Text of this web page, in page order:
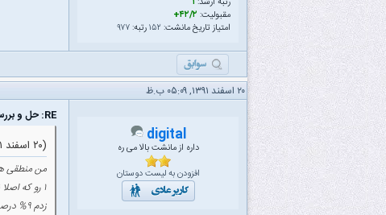
مقبولیت: ۴۲/۲+
امتیاز تاریخ مانشت: ۱۵۲رتبه:۹۷۷
۲۰ اسفند ۱۳۹۱, ۰۵:۰۹ ب.ظ
digital
داره از مانشت بالا می ره
افزودن به لیست دوستان
RE: حل و بررسی سوالات مدارمنطقی دکتری ۹۲ گرایش معماری
(۲۰ اسفند ۱۳۹۱ ۰۴:۵۴ ب.ظ)
زدم ۹% درصد بالاتر میشد که مطمئن بودم کاملا کافی بودش....